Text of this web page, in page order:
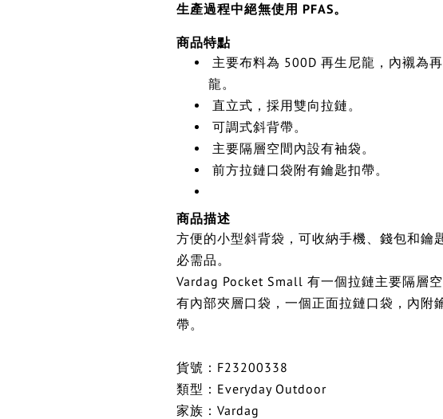
生產過程中絕無使用 PFAS。
商品特點
主要布料為 500D 再生尼龍，內襯為
龍。
直立式，採用雙向拉鏈。
可調式斜背帶。
主要隔層空間內設有袖袋。
前方拉鏈口袋附有鑰匙扣帶。
商品描述
方便的小型斜背袋，可收納手機、錢包和鑰
必需品。
Vardag Pocket Small 有一個拉鏈主要隔層
有內部夾層口袋，一個正面拉鏈口袋，內附
帶。
貨號：F23200338
類型：Everyday Outdoor
家族：Vardag